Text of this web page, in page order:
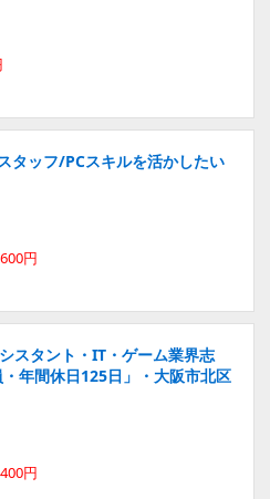
タッフ/PCスキルを活かしたい
円
スタント・IT・ゲーム業界志
年間休日125日」・大阪市北区
円